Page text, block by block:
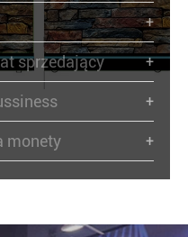
+
sprzedający +
+
monety +